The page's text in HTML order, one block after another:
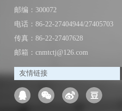
邮编：300072
电话：86-22-27404944/27405703
传真：86-22-27407628
邮箱：cnmtctj@126.com
友情链接